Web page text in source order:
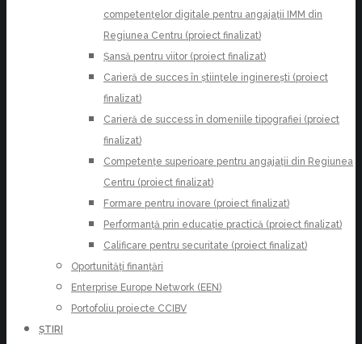
competențelor digitale pentru angajații IMM din
Regiunea Centru (proiect finalizat)
Șansă pentru viitor (proiect finalizat)
Carieră de succes în științele inginerești (proiect
finalizat)
Carieră de success în domeniile tipografiei (proiect
finalizat)
Competențe superioare pentru angajații din Regiunea
Centru (proiect finalizat)
Formare pentru inovare (proiect finalizat)
Performanță prin educație practică (proiect finalizat)
Calificare pentru securitate (proiect finalizat)
Oportunități finanțări
Enterprise Europe Network (EEN)
Portofoliu proiecte CCIBV
ȘTIRI